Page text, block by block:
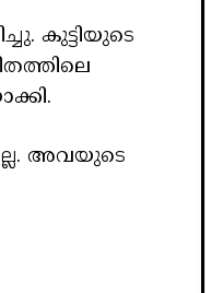
കുട്ടിയുടെ
അവയുടെ